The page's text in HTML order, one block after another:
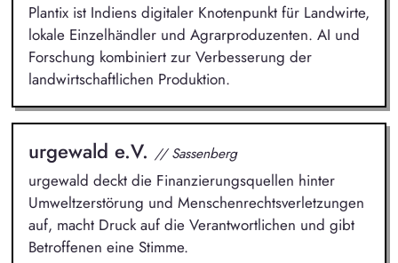
Plantix ist Indiens digitaler Knotenpunkt für Landwirte,
lokale Einzelhändler und Agrarproduzenten. AI und
Forschung kombiniert zur Verbesserung der
landwirtschaftlichen Produktion.
urgewald e.V. // Sassenberg
urgewald deckt die Finanzierungsquellen hinter
Umweltzerstörung und Menschenrechtsverletzungen
auf, macht Druck auf die Verantwortlichen und gibt
Betroffenen eine Stimme.